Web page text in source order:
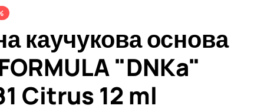
каучукова основа
"DNKa"
Citrus 12 ml